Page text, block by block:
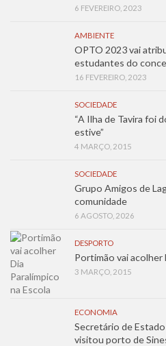
6 FEVEREIRO, 2023
AMBIENTE
OPTO 2023 vai
estudantes do
16 FEVEREIRO, 2023
SOCIEDADE
“A Ilha de Tavira foi
estive”
4 MARÇO, 2015
SOCIEDADE
Grupo Amigos de
comunidade
6 AGOSTO, 2026
DESPORTO
Portimão vai acolher
3 MARÇO, 2015
ECONOMIA
Secretário de
visitou porto de